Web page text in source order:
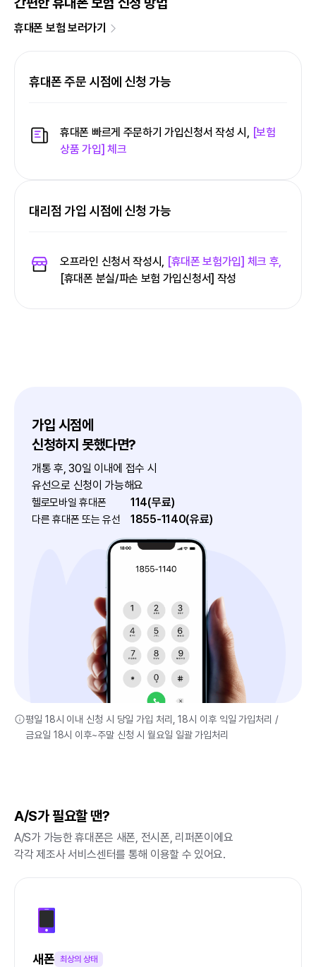
휴대폰 보험 보러가기
휴대폰 주문 시점에 신청 가능
휴대폰 빠르게 주문하기 가입신청서 작성 시, [보험
상품 가입] 체크
대리점 가입 시점에 신청 가능
오프라인 신청서 작성시, [휴대폰 보험가입] 체크 후,
[휴대폰 분실/파손 보험 가입신청서] 작성
가입 시점에
신청하지 못했다면?
개통 후, 30일 이내에 접수 시
유선으로 신청이 가능해요
헬로모바일 휴대폰 114(무료)
다른 휴대폰 또는 유선 1855-1140(유료)
평일 18시 이내 신청 시 당일 가입 처리, 18시 이후 익일 가입처리 /
금요일 18시 이후~주말 신청 시 월요일 일괄 가입처리
A/S가 필요할 땐?
A/S가 가능한 휴대폰은 새폰, 전시폰, 리퍼폰이에요
각각 제조사 서비스센터를 통해 이용할 수 있어요.
새폰 최상의 상태